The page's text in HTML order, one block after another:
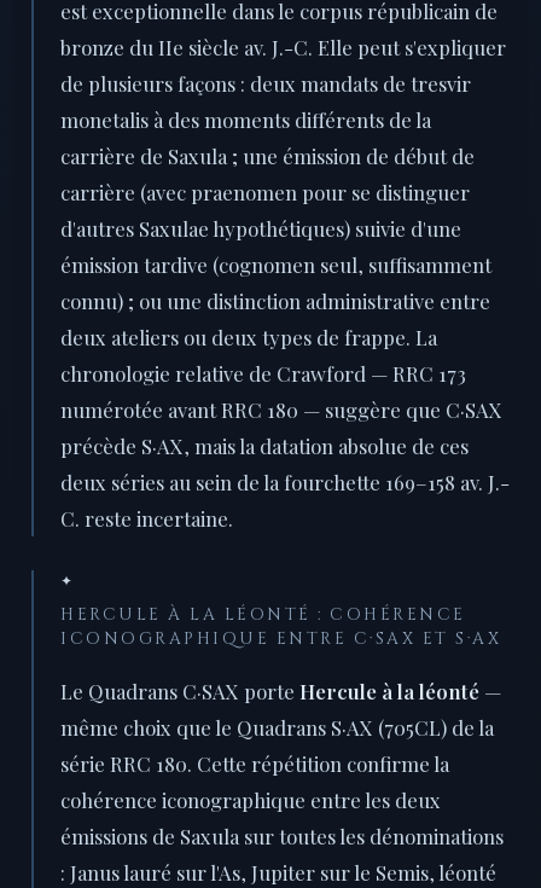
est exceptionnelle dans le corpus républicain de
bronze du IIe siècle av. J.-C. Elle peut s'expliquer
de plusieurs façons : deux mandats de tresvir
monetalis à des moments différents de la
carrière de Saxula ; une émission de début de
carrière (avec praenomen pour se distinguer
d'autres Saxulae hypothétiques) suivie d'une
émission tardive (cognomen seul, suffisamment
connu) ; ou une distinction administrative entre
deux ateliers ou deux types de frappe. La
chronologie relative de Crawford — RRC 173
numérotée avant RRC 180 — suggère que C·SAX
précède S·AX, mais la datation absolue de ces
deux séries au sein de la fourchette 169–158 av. J.-
C. reste incertaine.
✦
HERCULE À LA LÉONTÉ : COHÉRENCE
ICONOGRAPHIQUE ENTRE C·SAX ET S·AX
Le Quadrans C·SAX porte Hercule à la léonté —
même choix que le Quadrans S·AX (705CL) de la
série RRC 180. Cette répétition confirme la
cohérence iconographique entre les deux
émissions de Saxula sur toutes les dénominations
: Janus lauré sur l'As, Jupiter sur le Semis, léonté